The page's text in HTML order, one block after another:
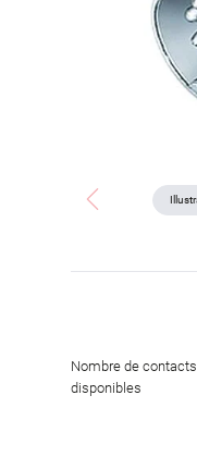
Nombre de contacts
disponibles